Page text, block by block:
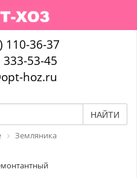
110-36-37
333-53-45
hoz.ru
НАЙТИ
Земляника